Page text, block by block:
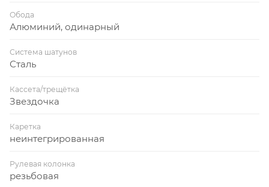
Обода
Алюминий, одинарный
Система шатунов
Сталь
Кассета/трещётка
Звездочка
Каретка
неинтегрированная
Рулевая колонка
резьбовая